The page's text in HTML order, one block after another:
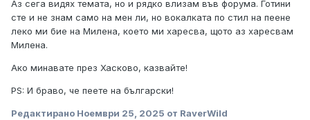
Аз сега видях темата, но и рядко влизам във форума. Готини
сте и не знам само на мен ли, но вокалката по стил на пеене
леко ми бие на Милена, което ми харесва, щото аз харесвам
Милена.
Ако минавате през Хасково, казвайте!
PS: И браво, че пеете на български!
Редактирано Ноември 25, 2025 от RaverWild